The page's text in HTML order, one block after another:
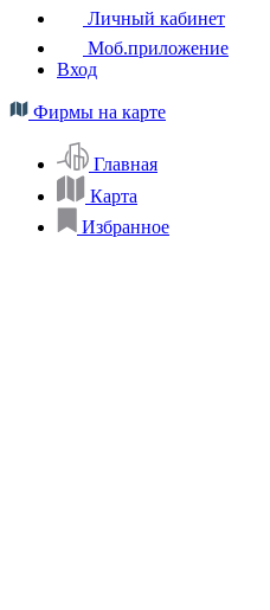
Личный кабинет
Моб.приложение
Вход
Фирмы на карте
Главная
Карта
Избранное